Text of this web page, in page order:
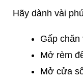
Hãy dành vài
Gấp
Mở rèm
Mở cửa